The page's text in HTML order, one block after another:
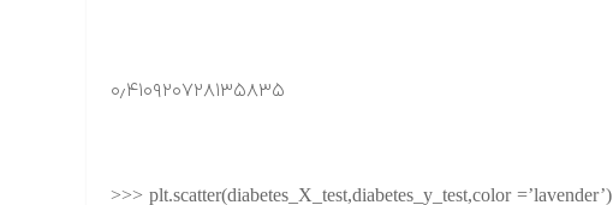
۰٫۴۱۰۹۲۰۷۲۸۱۳۵۸۳۵
>>> plt.scatter(diabetes_X_test,diabetes_y_test,color =’lavender’)